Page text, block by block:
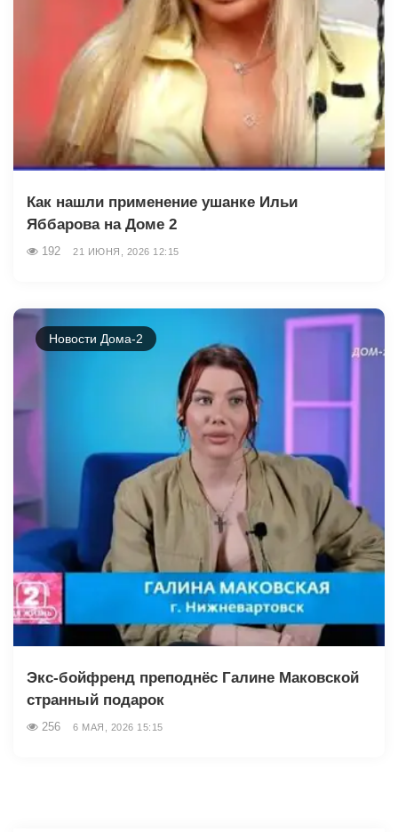
Как нашли применение ушанке Ильи
Яббарова на Доме 2
192 21 ИЮНЯ, 2026 12:15
Новости Дома-2
Экс-бойфренд преподнёс Галине Маковской
странный подарок
256 6 МАЯ, 2026 15:15